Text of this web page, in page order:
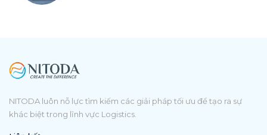
NITODA luôn nỗ lực tìm kiếm các giải pháp tối ưu để tạo ra sự
khác biệt trong lĩnh vực Logistics.